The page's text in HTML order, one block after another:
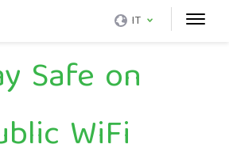
IT
Safe on
WiFi